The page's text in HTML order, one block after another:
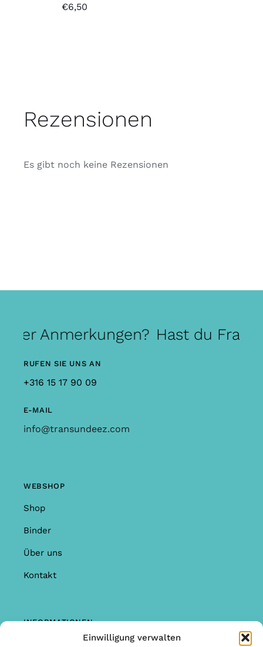
Einwilligung verwalten
€6,50
Rezensionen
Es gibt noch keine Rezensionen
Anmerkungen? Hast du
RUFEN SIE UNS AN
+316 15 17 90 09
E-MAIL
info@transundeez.com
WEBSHOP
Shop
Binder
Über uns
Kontakt
INFORMATIONEN